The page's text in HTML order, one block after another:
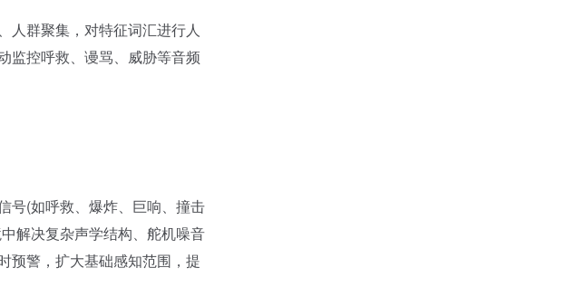
群聚集，对特征词汇进行人
监控呼救、谩骂、威胁等音频
(如呼救、爆炸、巨响、撞击
解决复杂声学结构、舵机噪音
预警，扩大基础感知范围，提